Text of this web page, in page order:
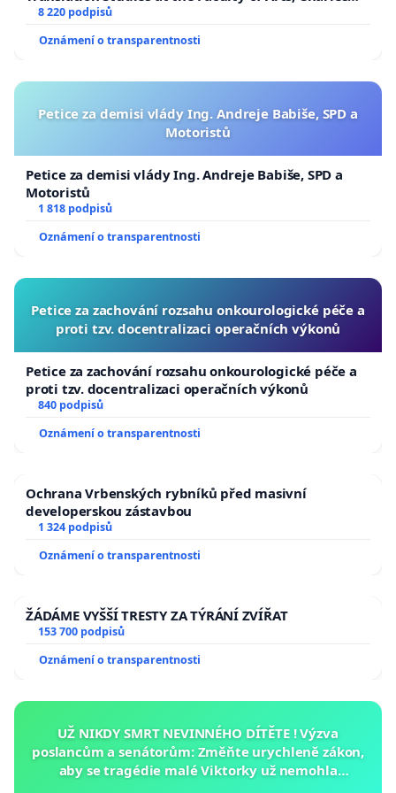
University
8 220 podpisů
Oznámení o transparentnosti
Petice za demisi vlády Ing. Andreje Babiše, SPD a
Motoristů
Petice za demisi vlády Ing. Andreje Babiše, SPD a
Motoristů
1 818 podpisů
Oznámení o transparentnosti
Petice za zachování rozsahu onkourologické péče a
proti tzv. docentralizaci operačních výkonů
Petice za zachování rozsahu onkourologické péče a
proti tzv. docentralizaci operačních výkonů
840 podpisů
Oznámení o transparentnosti
Ochrana Vrbenských rybníků před masivní
developerskou zástavbou
1 324 podpisů
Oznámení o transparentnosti
ŽÁDÁME VYŠŠÍ TRESTY ZA TÝRÁNÍ ZVÍŘAT
153 700 podpisů
Oznámení o transparentnosti
UŽ NIKDY SMRT NEVINNÉHO DÍTĚTE ! Výzva
poslancům a senátorům: Změňte urychleně zákon,
aby se tragédie malé Viktorky už nemohla